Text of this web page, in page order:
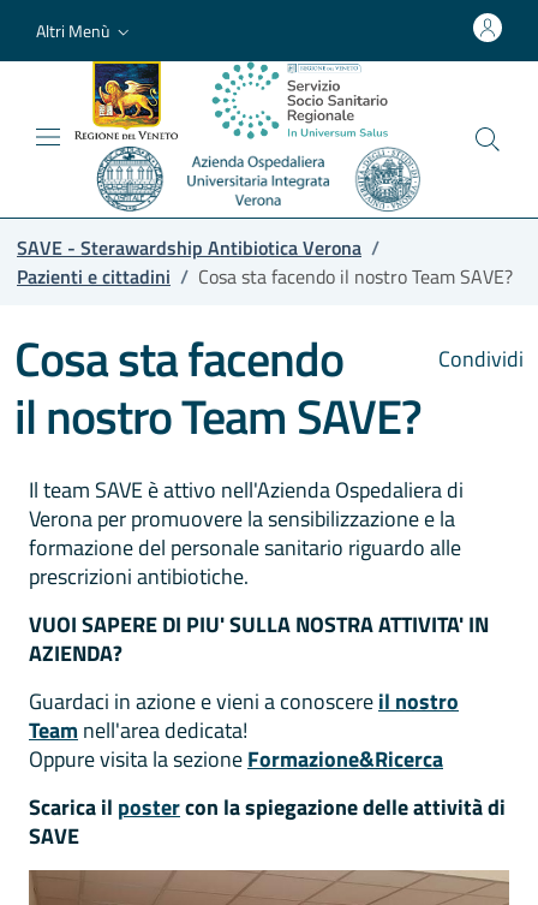
Altri Menù
SAVE - Sterawardship Antibiotica Verona /
Pazienti e cittadini / Cosa sta facendo il nostro Team SAVE?
Condividi
Cosa sta facendo
il nostro Team SAVE?
Il team SAVE è attivo nell'Azienda Ospedaliera di
Verona per promuovere la sensibilizzazione e la
formazione del personale sanitario riguardo alle
prescrizioni antibiotiche.
VUOI SAPERE DI PIU' SULLA NOSTRA ATTIVITA' IN
AZIENDA?
Guardaci in azione e vieni a conoscereil nostro
Team nell'area dedicata!
Oppure visita la sezioneFormazione&Ricerca
Scarica il postercon la spiegazione delle attività di
SAVE